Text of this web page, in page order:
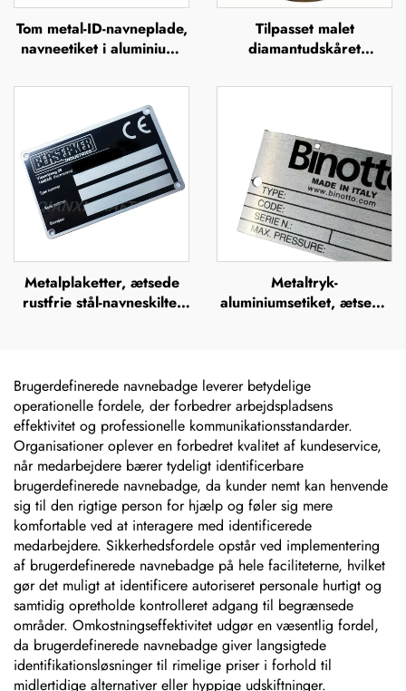
Tom metal-ID-navneplade,
navneetiket i aluminium,
navneplade i rustfrit stål,
mærkeskilt
Tilpasset malet
diamantudskåret
metallogo-plade
Metalplaketter, ætsede
rustfrie stål-navneskilte,
Metaltryk-
aluminiumsetiket, ætsede
aluminiums-
maskinnavneskilte
Brugerdefinerede navnebadge leverer betydelige
operationelle fordele, der forbedrer arbejdspladsens
effektivitet og professionelle kommunikationsstandarder.
Organisationer oplever en forbedret kvalitet af kundeservice,
når medarbejdere bærer tydeligt identificerbare
brugerdefinerede navnebadge, da kunder nemt kan henvende
sig til den rigtige person for hjælp og føler sig mere
komfortable ved at interagere med identificerede
medarbejdere. Sikkerhedsfordele opstår ved implementering
af brugerdefinerede navnebadge på hele faciliteterne, hvilket
gør det muligt at identificere autoriseret personale hurtigt og
samtidig opretholde kontrolleret adgang til begrænsede
områder. Omkostningseffektivitet udgør en væsentlig fordel,
da brugerdefinerede navnebadge giver langsigtede
identifikationsløsninger til rimelige priser i forhold til
midlertidige alternativer eller hyppige udskiftninger.